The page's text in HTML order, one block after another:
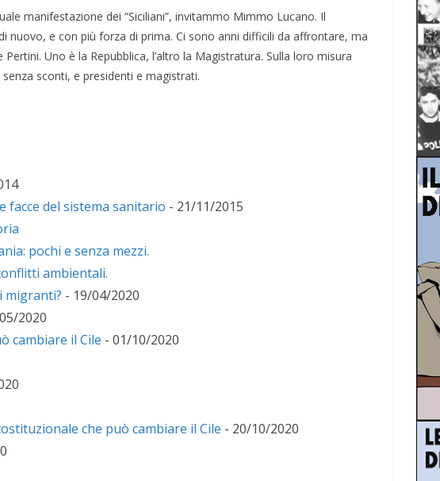
manifestazione dei “Siciliani”, invitammo Mimmo Lucano. Il
nuovo, e con più forza di prima. Ci sono anni difficili da affrontare, ma
Uno è la Repubblica, l’altro la Magistratura. Sulla loro misura
sconti, e presidenti e magistrati.
facce del sistema sanitario - 21/11/2015
pochi e senza mezzi.
ambientali.
migranti? - 19/04/2020
2020
cambiare il Cile - 01/10/2020
che può cambiare il Cile - 20/10/2020